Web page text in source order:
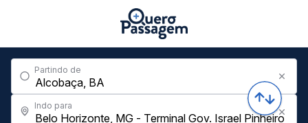
Partindo de
Indo para